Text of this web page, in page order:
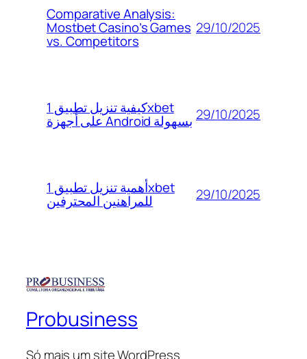
Comparative Analysis:
Mostbet Casino’s Games
vs. Competitors
29/10/2025
كيفية تنزيل تطبيق 1xbet
على أجهزة Android بسهولة 29/10/2025
أهمية تنزيل تطبيق 1xbet
للمراهنين المحترفين 29/10/2025
Probusiness
Só mais um site WordPress